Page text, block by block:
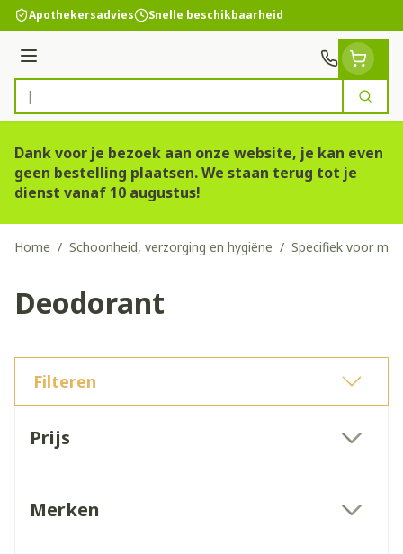
Ga naar de inhoud
Apothekersadvies Snelle beschikbaarheid
Menu
Product, merk, categorie...
Zoek
Dank voor je bezoek aan onze website, je kan even
geen bestelling plaatsen. We staan terug tot je
dienst vanaf 10 augustus!
Home / Schoonheid, verzorging en hygiëne / Specifiek voor
Deodorant
Filteren
Prijs
Merken